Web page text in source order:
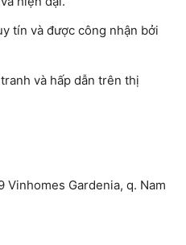
tín và được công nhận bởi
và hấp dẫn trên thị
Gardenia, q. Nam